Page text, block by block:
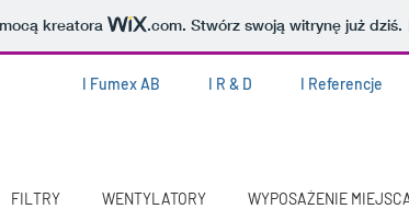
kreatora .com. Stwórz swoją witrynę już dziś.
I Fumex AB I R & D I Referencje
FILTRY WENTYLATORY WYPOSAŻENIE